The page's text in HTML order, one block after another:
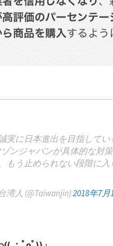
実に日本進出を目指して
ンジャパンが具体的な対
もう止められない段階に入
湾人 (@Taiwanjin)2018年7月